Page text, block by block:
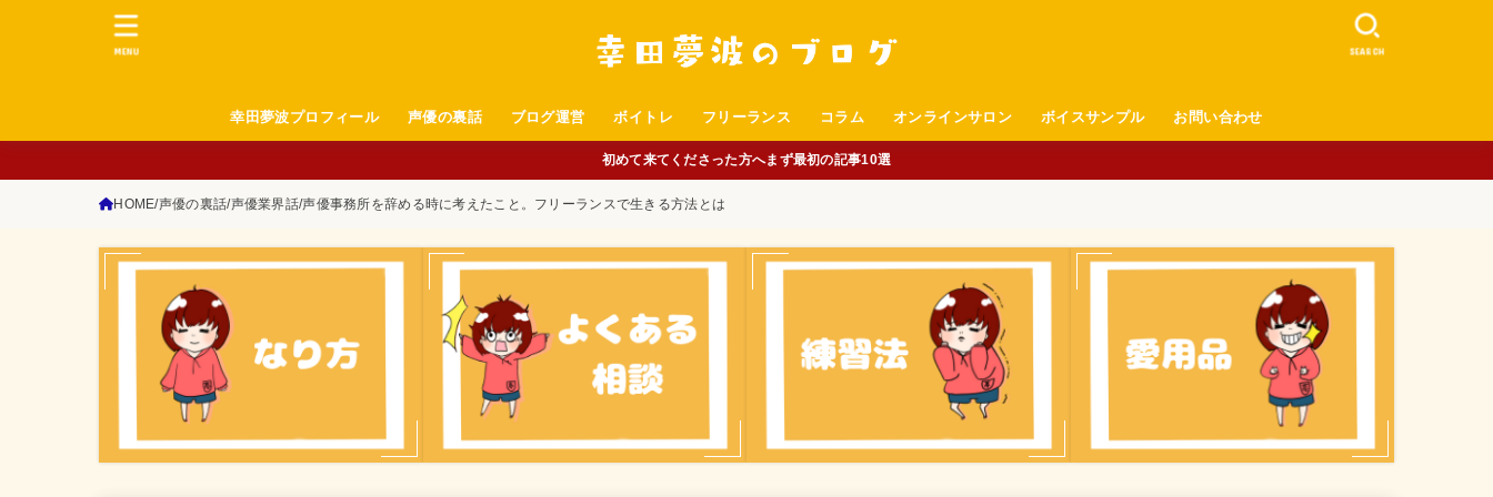
幸田夢波プロフィール 声優の裏話 ブログ運営 ボイトレ フリーランス コラム オンラインサロン ボイスサンプル お問い合わせ
SEARCH
MENU
初めて来てくださった方へまず最初の記事10選
HOME 声優の裏話 声優業界話 声優事務所を辞める時に考えたこと。フリーランスで生きる方法とは